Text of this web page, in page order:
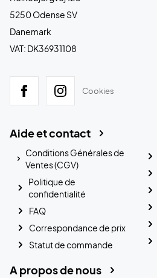
5250 Odense SV
Danemark
VAT: DK36931108
Cookies
Aide et contact
Conditions Générales de
Ventes (CGV)
Politique de
confidentialité
FAQ
Correspondance de prix
Statut de commande
A propos de nous